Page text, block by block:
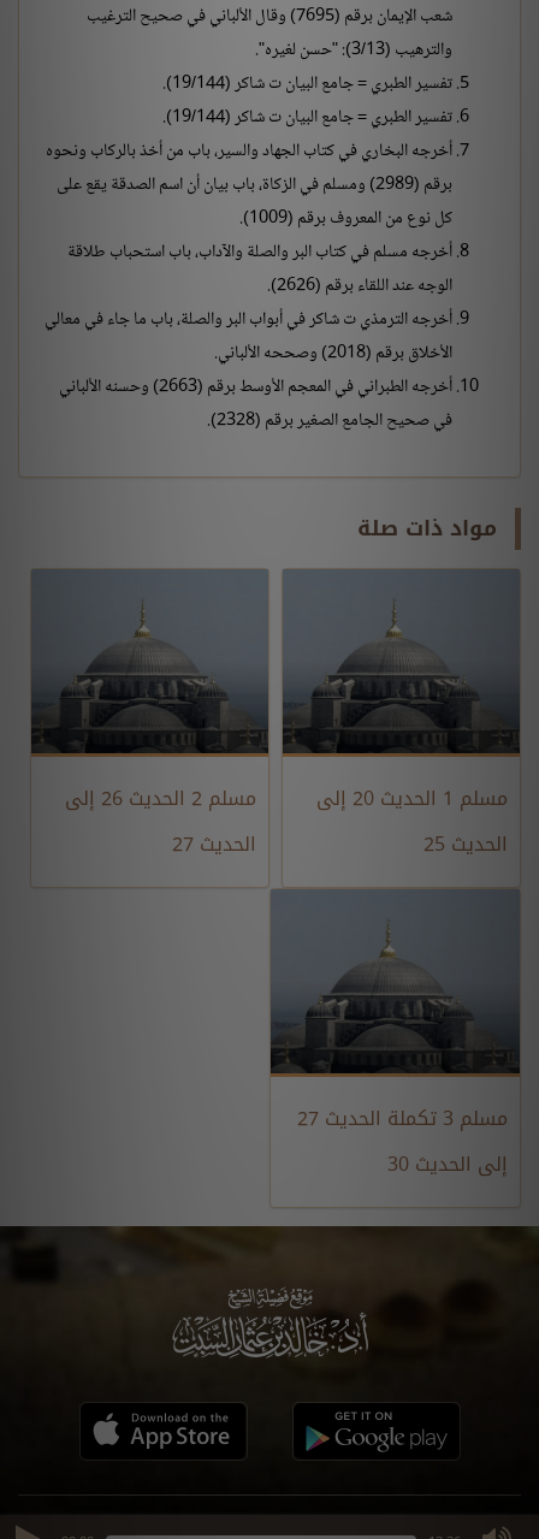
شعب الإيمان برقم (7695) وقال الألباني في صحيح الترغيب
والترهيب (3/13): "حسن لغيره".
تفسير الطبري = جامع البيان ت شاكر (19/144).
تفسير الطبري = جامع البيان ت شاكر (19/144).
أخرجه البخاري في كتاب الجهاد والسير، باب من أخذ بالركاب ونحوه
برقم (2989) ومسلم في الزكاة، باب بيان أن اسم الصدقة يقع على
كل نوع من المعروف برقم (1009).
أخرجه مسلم في كتاب البر والصلة والآداب، باب استحباب طلاقة
الوجه عند اللقاء برقم (2626).
أخرجه الترمذي ت شاكر في أبواب البر والصلة، باب ما جاء في معالي
الأخلاق برقم (2018) وصححه الألباني.
أخرجه الطبراني في المعجم الأوسط برقم (2663) وحسنه الألباني
في صحيح الجامع الصغير برقم (2328).
مواد ذات صلة
مسلم 1 الحديث 20 إلى
الحديث 25
مسلم 2 الحديث 26 إلى
الحديث 27
مسلم 3 تكملة الحديث 27
إلى الحديث 30